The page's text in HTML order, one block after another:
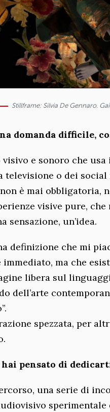
Stillframe: Silvia De Gennaro.
domanda difficile,
visivo e sonoro che
televisione o dei
è mai obbligatoria,
visive pure,
sensazione, un’idea.
definizione che mi
ma che
libera sul
dell’arte
spezzata, per
hai pensato di
una serie di